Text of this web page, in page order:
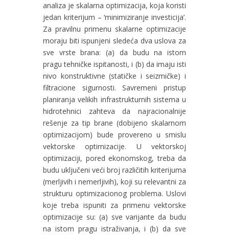
analiza je skalarna optimizacija, koja koristi
jedan kriterijum – ‘minimiziranje investicija’.
Za pravilnu primenu skalarne optimizacije
moraju biti ispunjeni sledeća dva uslova za
sve vrste brana: (a) da budu na istom
pragu tehničke ispitanosti, i (b) da imaju isti
nivo konstruktivne (statičke i seizmičke) i
filtracione sigurnosti. Savremeni pristup
planiranja velikih infrastrukturnih sistema u
hidrotehnici zahteva da najracionalnije
rešenje za tip brane (dobijeno skalarnom
optimizacijom) bude provereno u smislu
vektorske optimizacije. U vektorskoj
optimizaciji, pored ekonomskog, treba da
budu uključeni veći broj različitih kriterijuma
(merljivih i nemerljivih), koji su relevantni za
strukturu optimizacionog problema. Uslovi
koje treba ispuniti za primenu vektorske
optimizacije su: (a) sve varijante da budu
na istom pragu istraživanja, i (b) da sve